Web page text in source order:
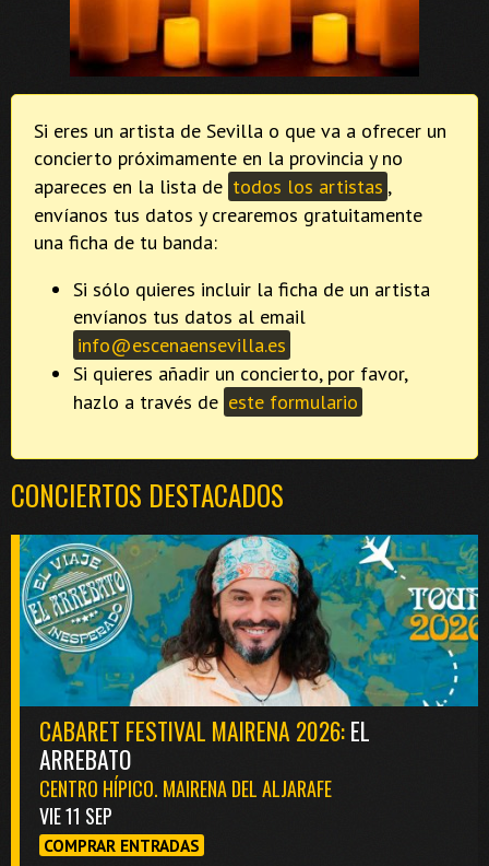
Si eres un artista de Sevilla o que va a ofrecer un
concierto próximamente en la provincia y no
apareces en la lista de todos los artistas ,
envíanos tus datos y crearemos gratuitamente
una ficha de tu banda:
Si sólo quieres incluir la ficha de un artista
envíanos tus datos al email
info@escenaensevilla.es
Si quieres añadir un concierto, por favor,
hazlo a través de este formulario
CONCIERTOS DESTACADOS
CABARET FESTIVAL MAIRENA 2026:EL
ARREBATO
CENTRO HÍPICO. MAIRENA DEL ALJARAFE
VIE 11 SEP
COMPRAR ENTRADAS